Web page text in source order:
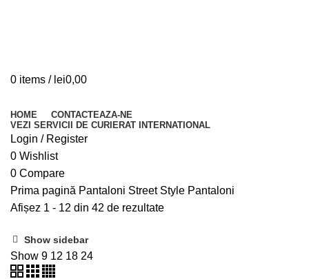
0 items / lei0,00
HOME
CONTACTEAZA-NE
VEZI SERVICII DE CURIERAT INTERNATIONAL
Login / Register
0 Wishlist
0 Compare
Prima pagină Pantaloni Street Style Pantaloni
Afișez 1 - 12 din 42 de rezultate
Show sidebar
Show 9 12 18 24